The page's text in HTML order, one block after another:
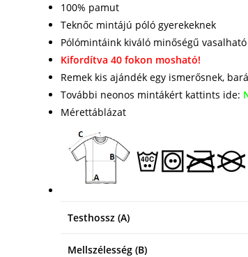
100% pamut
Teknőc mintájú póló gyerekeknek
Pólómintáink kiváló minőségű
Kifordítva 40 fokon mosható!
Remek kis ajándék egy ismerősnek,
További neonos mintákért kattints ide:
Mérettáblázat
Testhossz (A)
Mellszélesség (B)